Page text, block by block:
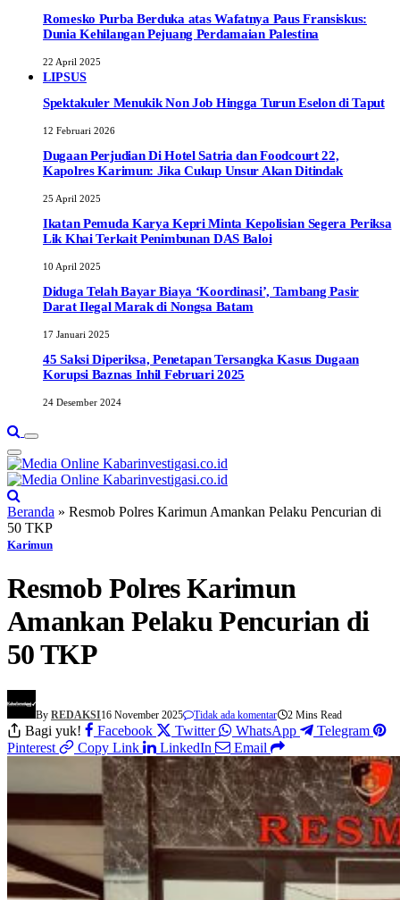
Romesko Purba Berduka atas Wafatnya Paus Fransiskus:
Dunia Kehilangan Pejuang Perdamaian Palestina
22 April 2025
LIPSUS
Spektakuler Menukik Non Job Hingga Turun Eselon di Taput
12 Februari 2026
Dugaan Perjudian Di Hotel Satria dan Foodcourt 22,
Kapolres Karimun: Jika Cukup Unsur Akan Ditindak
25 April 2025
Ikatan Pemuda Karya Kepri Minta Kepolisian Segera Periksa
Lik Khai Terkait Penimbunan DAS Baloi
10 April 2025
Diduga Telah Bayar Biaya ‘Koordinasi’, Tambang Pasir
Darat Ilegal Marak di Nongsa Batam
17 Januari 2025
45 Saksi Diperiksa, Penetapan Tersangka Kasus Dugaan
Korupsi Baznas Inhil Februari 2025
24 Desember 2024
Beranda » Resmob Polres Karimun Amankan Pelaku Pencurian di
50 TKP
Karimun
Resmob Polres Karimun
Amankan Pelaku Pencurian di
50 TKP
By REDAKSI16 November 2025 Tidak ada komentar 2 Mins Read
Bagi yuk! Facebook Twitter WhatsApp
Telegram
Pinterest
Copy Link LinkedIn Email